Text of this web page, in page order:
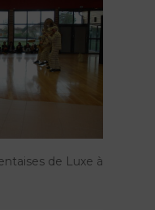
de Luxe à